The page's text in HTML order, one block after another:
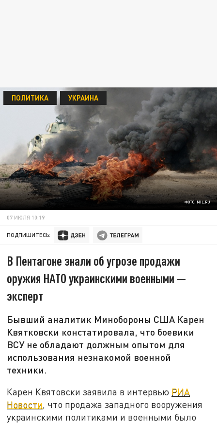
ФОТО: MIL.RU
ПОЛИТИКА УКРАИНА
07 ИЮЛЯ 10:19
ПОДПИШИТЕСЬ:
В Пентагоне знали об угрозе продажи
оружия НАТО украинскими военными —
эксперт
Бывший аналитик Минобороны США Карен
Квятковски констатировала, что боевики
ВСУ не обладают должным опытом для
использования незнакомой военной
техники.
Карен Квятовски заявила в интервью РИА
Новости, что продажа западного вооружения
украинскими политиками и военными было